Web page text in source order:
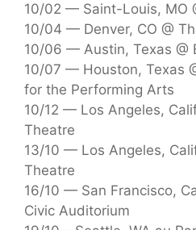
10/02 — Saint-Louis, MO
10/04 — Denver, CO @
10/06 — Austin, Texas @
10/07 — Houston, Texas
for the Performing Arts
10/12 — Los Angeles,
Theatre
13/10 — Los Angeles,
Theatre
16/10 — San Francisco,
Civic Auditorium